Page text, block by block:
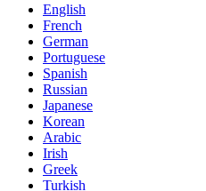
English
French
German
Portuguese
Spanish
Russian
Japanese
Korean
Arabic
Irish
Greek
Turkish